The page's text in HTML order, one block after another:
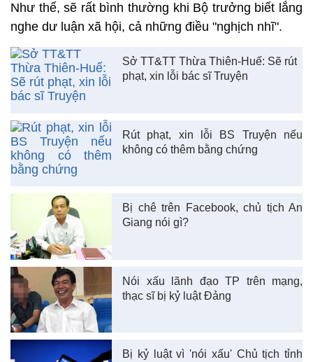
Như thế, sẽ rất bình thường khi Bộ trưởng biết lắng
nghe dư luận xã hội, cả những điều "nghịch nhĩ".
Sở TT&TT Thừa Thiên-Huế: Sẽ rút
phạt, xin lỗi bác sĩ Truyện
Rút phạt, xin lỗi BS Truyện nếu
không có thêm bằng chứng
Bị chê trên Facebook, chủ tịch An
Giang nói gì?
Nói xấu lãnh đạo TP trên mạng,
thạc sĩ bị kỷ luật Đảng
Bị kỷ luật vì 'nói xấu' Chủ tịch tỉnh